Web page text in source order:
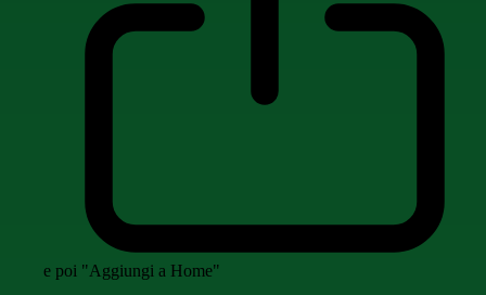
e poi "Aggiungi a Home"